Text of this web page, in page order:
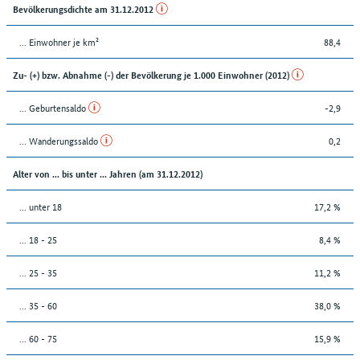
Bevölkerungsdichte am 31.12.2012
... Einwohner je km² 88,4
Zu- (+) bzw. Abnahme (-) der Bevölkerung je 1.000 Einwohner (2012)
... Geburtensaldo -2,9
... Wanderungssaldo 0,2
Alter von ... bis unter ... Jahren (am 31.12.2012)
... unter 18 17,2 %
... 18 - 25 8,4 %
... 25 - 35 11,2 %
... 35 - 60 38,0 %
... 60 - 75 15,9 %